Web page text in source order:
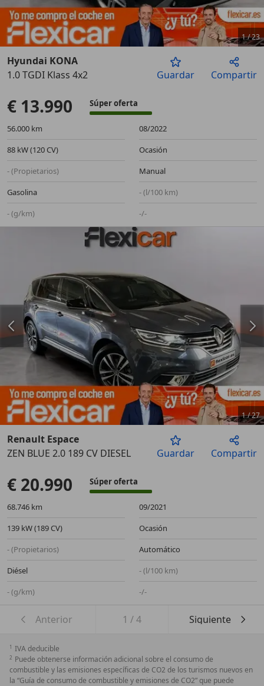
Anterior
1/23
Hyundai KONA
1.0 TGDI Klass 4x2
Guardar Compartir
€ 13.990 Súper oferta
56.000 km
08/2022
88 kW (120 CV)
Ocasión
- (Propietarios)
Manual
Gasolina
- (l/100 km)
- (g/km)
-/-
Anterior
1/27
Renault Espace
ZEN BLUE 2.0 189 CV DIESEL
Guardar Compartir
€ 20.990 Súper oferta
68.746 km
09/2021
139 kW (189 CV)
Ocasión
- (Propietarios)
Automático
Diésel
- (l/100 km)
- (g/km)
-/-
Anterior 1 /4 Siguiente
1 IVA deducible
2 Puede obtenerse información adicional sobre el consumo de
combustible y las emisiones específicas de CO2 de los turismos nuevos en
la “Guía de consumo de combustible y emisiones de CO2” que puede